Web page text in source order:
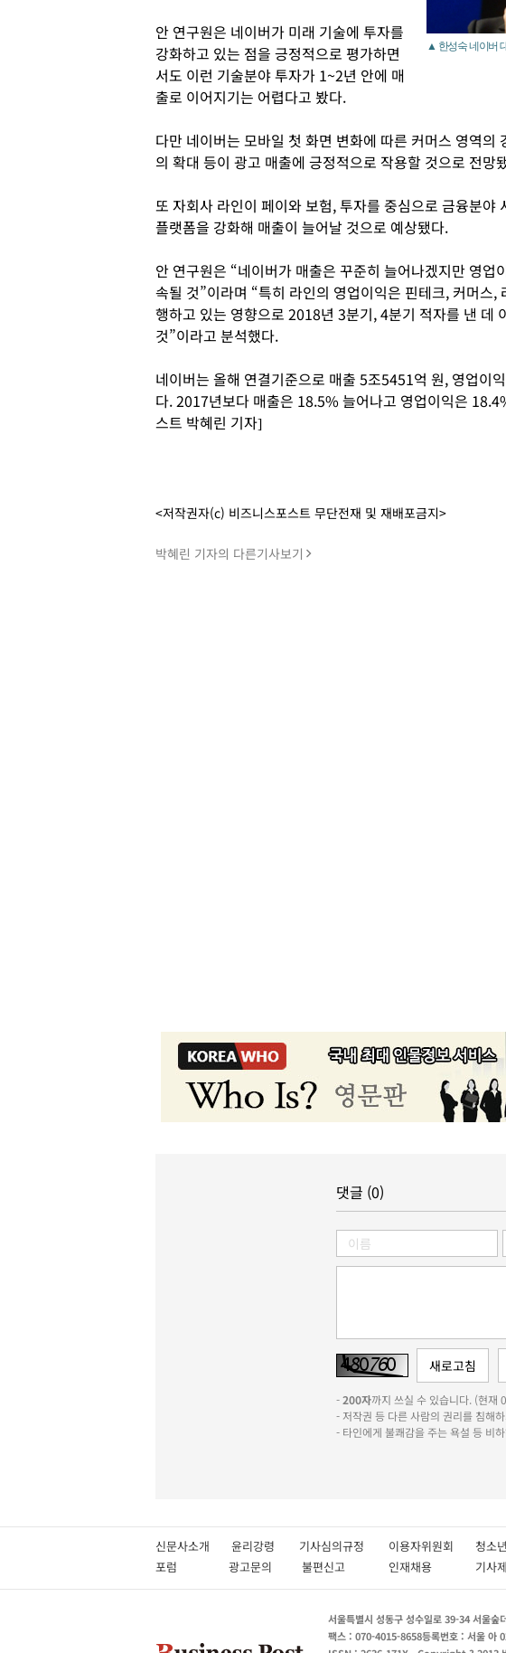
▲ 한성숙 네이버
안 연구원은 네이버가 미래 기술에 투자를
강화하고 있는 점을 긍정적으로 평가하면
서도 이런 기술분야 투자가 1~2년 안에 매
출로 이어지기는 어렵다고 봤다.
다만 네이버는 모바일 첫 화면 변화에 따른 커머스 영역의
의 확대 등이 광고 매출에 긍정적으로 작용할 것으로 전망
또 자회사 라인이 페이와 보험, 투자를 중심으로 금융분야
플랫폼을 강화해 매출이 늘어날 것으로 예상됐다.
안 연구원은 “네이버가 매출은 꾸준히 늘어나겠지만 영업
속될 것”이라며 “특히 라인의 영업이익은 핀테크, 커머스,
행하고 있는 영향으로 2018년 3분기, 4분기 적자를 낸 데
것”이라고 분석했다.
네이버는 올해 연결기준으로 매출 5조5451억 원, 영업이
다. 2017년보다 매출은 18.5% 늘어나고 영업이익은
스트 박혜린 기자]
<저작권자(c) 비즈니스포스트 무단전재 및 재배포금지>
박혜린 기자의 다른기사보기
댓글 (0)
-200자까지 쓰실 수 있습니다. (현
- 저작권 등 다른 사람의 권리를 침해
- 타인에게 불쾌감을 주는 욕설 등 비
신문사소개 윤리강령 기사심의규정 이용자위원회 청소
포럼
광고문의 불편신고 인재채용 기
서울특별시 성동구 성수일로 39-34 서울
팩스 : 070-4015-8658등록번호 : 서울 아